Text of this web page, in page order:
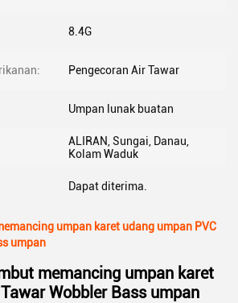
8.4G
Pengecoran Air Tawar
Umpan lunak buatan
ALIRAN, Sungai, Danau,
Kolam Waduk
Dapat diterima.
umpan karet udang umpan PVC
umpan
memancing umpan karet
Wobbler Bass umpan